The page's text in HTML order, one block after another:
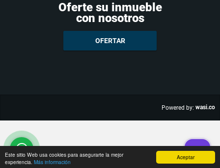
Aceptar
Este sitio Web usa cookies para asegurarte la mejor
experiencia. Más información
Oferte su inmueble
con nosotros
OFERTAR
Powered by: wasi.co